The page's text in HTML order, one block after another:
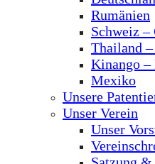
Rumänien
Schweiz –
Thailand –
Kinango –
Mexiko
Unsere
Unser Verein
Unser